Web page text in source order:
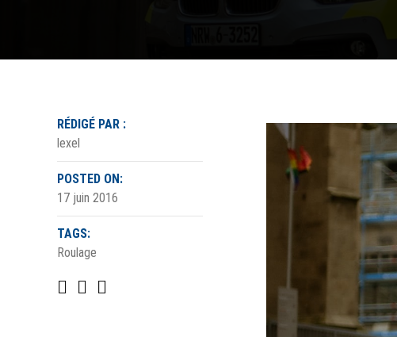
RÉDIGÉ PAR :
lexel
POSTED ON:
17 juin 2016
TAGS:
Roulage